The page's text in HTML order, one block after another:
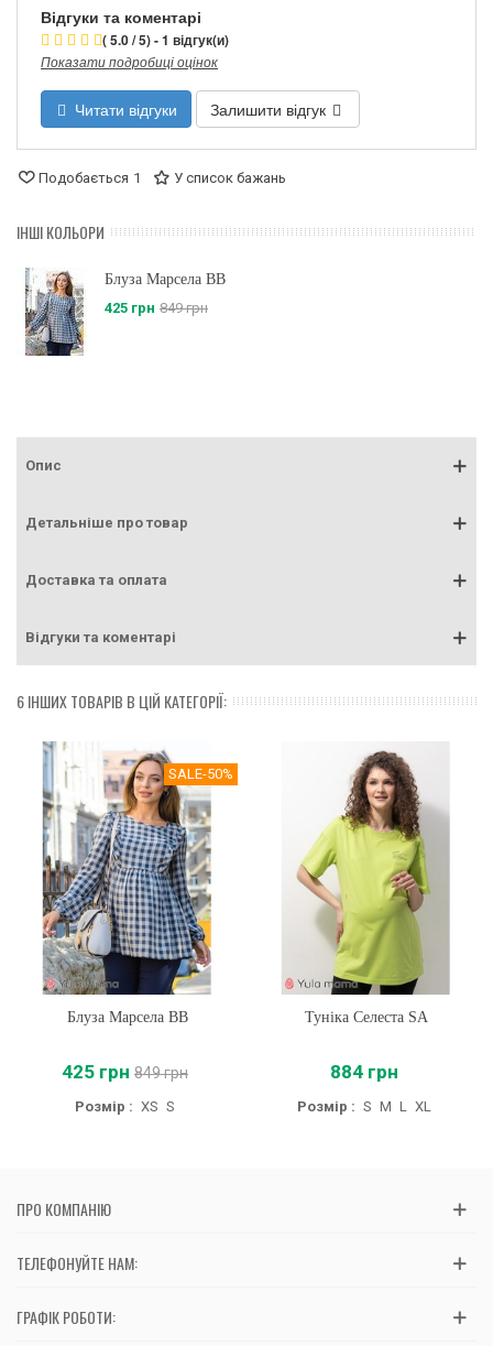
Відгуки та коментарі
( 5.0 / 5) - 1 відгук(и)
Показати подробиці оцінок
Читати відгуки Залишити відгук
Подобається 1 У список бажань
ІНШІ КОЛЬОРИ
Блуза Марсела BB
425 грн 849 грн
Опис
Детальніше про товар
Доставка та оплата
Відгуки та коментарі
6 ІНШИХ ТОВАРІВ В ЦІЙ КАТЕГОРІЇ:
SALE-50%
Блуза Марсела BB
425 грн 849 грн
Розмір : XS S
Туніка Селеста SA
884 грн
Розмір : S M L XL
ПРО КОМПАНІЮ
ТЕЛЕФОНУЙТЕ НАМ:
ГРАФІК РОБОТИ: